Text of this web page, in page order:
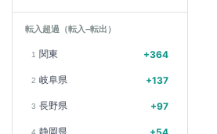
転入超過（転入−転出）
1 関東 +364
2 岐阜県 +137
3 長野県 +97
4 静岡県